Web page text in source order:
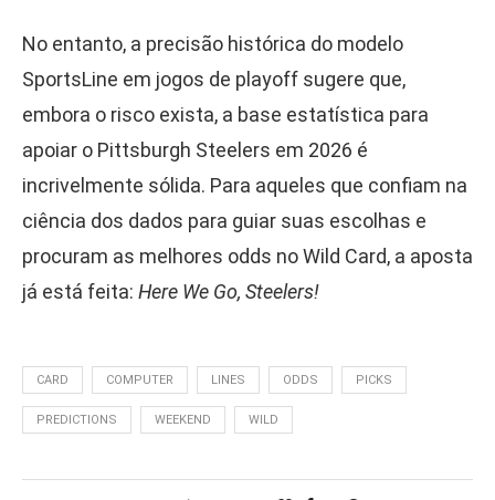
No entanto, a precisão histórica do modelo
SportsLine em jogos de playoff sugere que,
embora o risco exista, a base estatística para
apoiar o Pittsburgh Steelers em 2026 é
incrivelmente sólida. Para aqueles que confiam na
ciência dos dados para guiar suas escolhas e
procuram as melhores odds no Wild Card, a aposta
já está feita: Here We Go, Steelers!
CARD COMPUTER LINES ODDS PICKS
PREDICTIONS WEEKEND WILD